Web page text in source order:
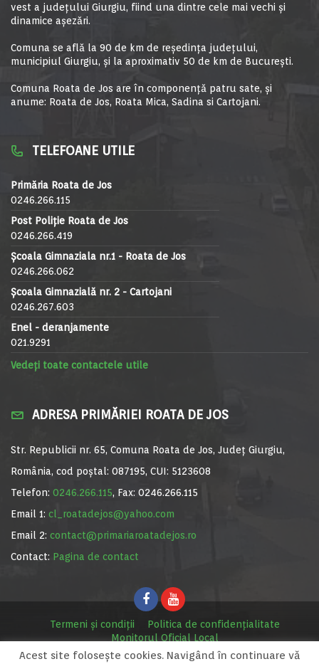
vest a judeţului Giurgiu, fiind una dintre cele mai vechi şi
dinamice aşezări.
Comuna se află la 90 de km de reşedinţa judeţului,
municipiul Giurgiu, şi la aproximativ 50 de km de Bucureşti.
Comuna Roata de Jos are în componență patru sate, și
anume: Roata de Jos, Roata Mica, Sadina si Cartojani.
TELEFOANE UTILE
Primăria Roata de Jos
0246.266.115
Post Poliție Roata de Jos
0246.266.419
Școala Gimnaziala nr.1 - Roata de Jos
0246.266.062
Școala Gimnazială nr. 2 - Cartojani
0246.267.603
Enel - deranjamente
021.9291
Vedeți toate contactele utile
ADRESA PRIMĂRIEI ROATA DE JOS
Str. Republicii nr. 65, Comuna Roata de Jos, Județ Giurgiu,
România, cod poștal: 087195, CUI: 5123608
Telefon: 0246.266.115, Fax: 0246.266.115
Email 1: cl_roatadejos@yahoo.com
Email 2: contact@primariaroatadejos.ro
Contact: Pagina de contact
Termeni și condiții
Politica de confidențialitate
Monitorul Oficial Local
© Primăria Roata de Jos, 2020. Site realizat de MediaDigi.ro
Acest site foloseşte cookies. Navigând în continuare vă